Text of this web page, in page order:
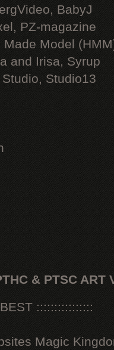
BabyJ
PZ-magazine
Model
and Irisa, Syrup
Studio13
& PTSC ART
::::::::::::::::
Magic